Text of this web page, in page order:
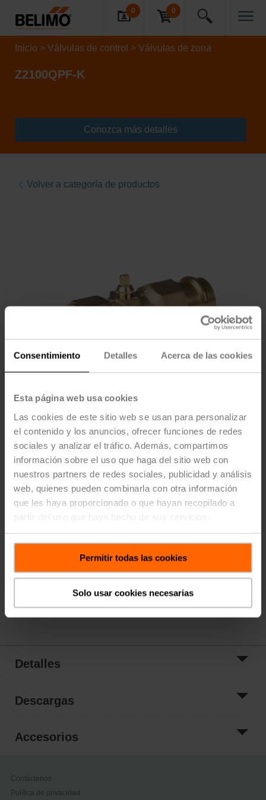
Consentimiento Detalles Acerca de las cookies
Esta página web usa cookies
Las cookies de este sitio web se usan para personalizar
el contenido y los anuncios, ofrecer funciones de redes
sociales y analizar el tráfico. Además, compartimos
información sobre el uso que haga del sitio web con
nuestros partners de redes sociales, publicidad y análisis
web, quienes pueden combinarla con otra información
que les haya proporcionado o que hayan recopilado a
Permitir todas las cookies
Solo usar cookies necesarias
0 0
Inicio Válvulas de control Válvulas de zona
Z2100QPF-K
Conozca más detalles
Volver a categoría de productos
Z2100QPF-K
ZoneTight™ (QCV), DN 1" [25], 2 vías, Cv 8.2
Agregar al
de proyectos
Compartir
Detalles
Descargas
Accesorios
Contáctenos
Política de privacidad